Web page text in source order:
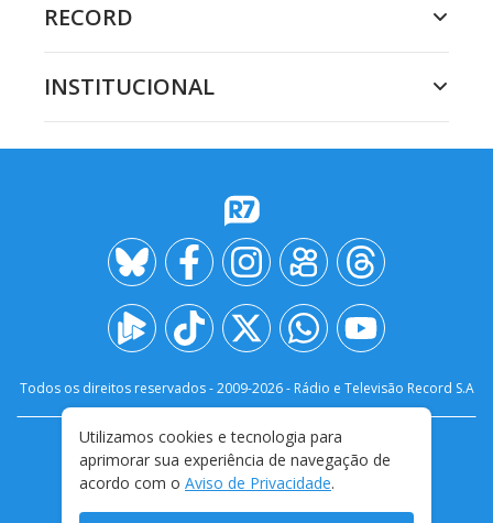
RECORD
INSTITUCIONAL
Todos os direitos reservados - 2009-2026- Rádio e Televisão Record S.A
FALE CONOSCO
PRIVACIDADE
TERMOS E CONDIÇÕES DE USO
Utilizamos cookies e tecnologia para
aprimorar sua experiência de navegação de
acordo com o Aviso de Privacidade.